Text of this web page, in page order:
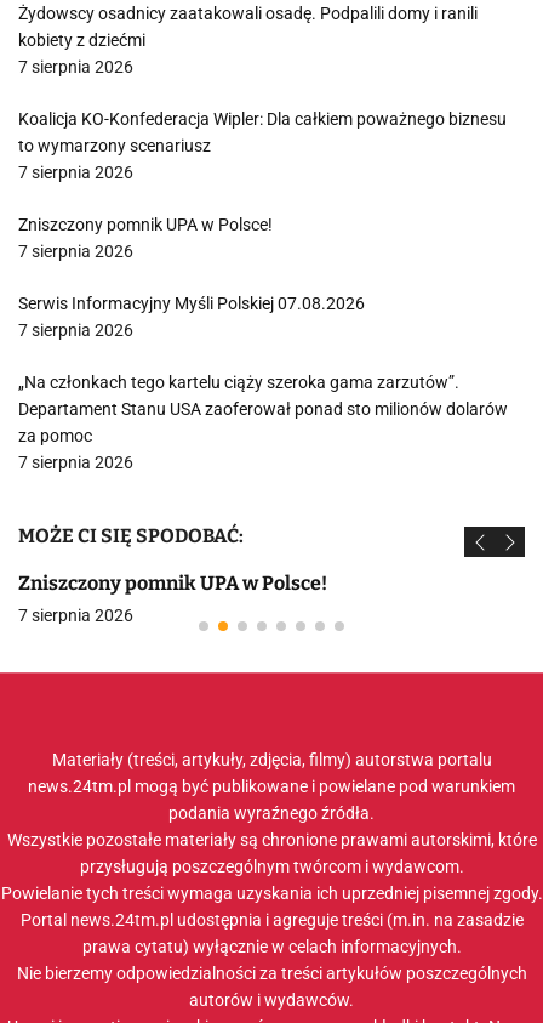
Żydowscy osadnicy zaatakowali osadę. Podpalili domy i ranili
kobiety z dziećmi
7 sierpnia 2026
Koalicja KO-Konfederacja Wipler: Dla całkiem poważnego biznesu
to wymarzony scenariusz
7 sierpnia 2026
Zniszczony pomnik UPA w Polsce!
7 sierpnia 2026
Serwis Informacyjny Myśli Polskiej 07.08.2026
7 sierpnia 2026
„Na członkach tego kartelu ciąży szeroka gama zarzutów”.
Departament Stanu USA zaoferował ponad sto milionów dolarów
za pomoc
7 sierpnia 2026
MOŻE CI SIĘ SPODOBAĆ:
Zniszczony pomnik UPA w Polsce!
7 sierpnia 2026
Materiały (treści, artykuły, zdjęcia, filmy) autorstwa portalu
news.24tm.pl mogą być publikowane i powielane pod warunkiem
podania wyraźnego źródła.
Wszystkie pozostałe materiały są chronione prawami autorskimi, które
przysługują poszczególnym twórcom i wydawcom.
Powielanie tych treści wymaga uzyskania ich uprzedniej pisemnej zgody.
Portal news.24tm.pl udostępnia i agreguje treści (m.in. na zasadzie
prawa cytatu) wyłącznie w celach informacyjnych.
Nie bierzemy odpowiedzialności za treści artykułów poszczególnych
autorów i wydawców.